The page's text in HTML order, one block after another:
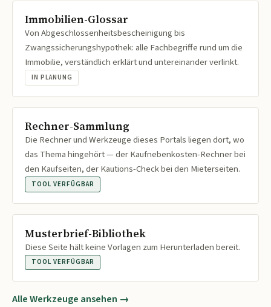
Immobilien-Glossar
Von Abgeschlossenheitsbescheinigung bis
Zwangssicherungshypothek: alle Fachbegriffe rund um die
Immobilie, verständlich erklärt und untereinander verlinkt.
IN PLANUNG
Rechner-Sammlung
Die Rechner und Werkzeuge dieses Portals liegen dort, wo
das Thema hingehört — der Kaufnebenkosten-Rechner bei
den Kaufseiten, der Kautions-Check bei den Mieterseiten.
TOOL VERFÜGBAR
Musterbrief-Bibliothek
Diese Seite hält keine Vorlagen zum Herunterladen bereit.
TOOL VERFÜGBAR
Alle Werkzeuge ansehen →